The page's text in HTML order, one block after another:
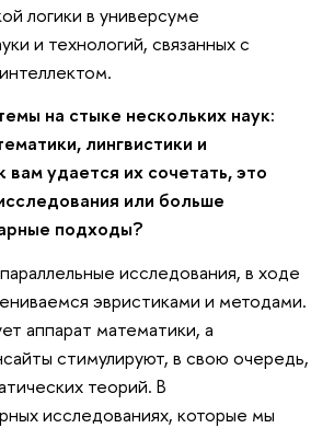
логики в универсуме
и технологий, связанных с
на стыке нескольких наук:
лингвистики и
вам удается их сочетать, это
или больше
подходы?
исследования, в ходе
эвристиками и методами.
аппарат математики, а
стимулируют, в свою очередь,
теорий. В
исследованиях, которые мы